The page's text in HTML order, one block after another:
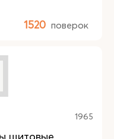
1520 поверок
1965